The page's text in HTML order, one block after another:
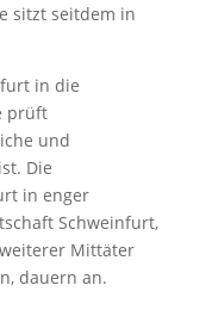
sitzt seitdem in
in die
prüft
und
Die
in enger
Schweinfurt,
Mittäter
dauern an.